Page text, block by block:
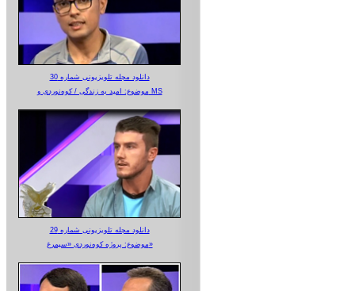
دانلود مجله تلویزیونی شماره 30
موضوع: امید به زندگی / کوه‌نوردی و MS
دانلود مجله تلویزیونی شماره 29
موضوع: پروژه کوه‌نوردی «سیمرغ»